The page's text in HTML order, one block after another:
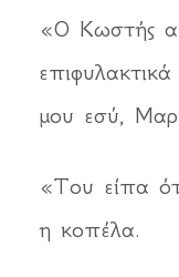
«Ο Κωστής
μου εσύ,
«Του είπα
η κοπέλα.